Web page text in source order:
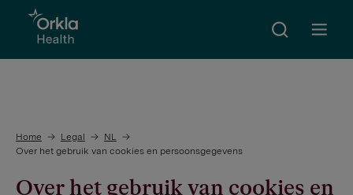
Go to frontpage
Search
Home Legal
NL
Over het gebruik van cookies en persoonsgegevens
Over het gebruik van cookies en